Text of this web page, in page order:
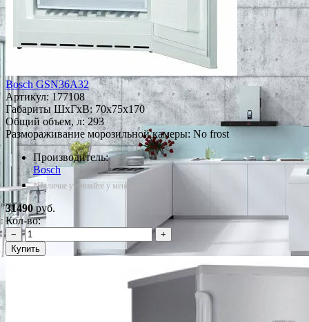
Bosch GSN36A32
Артикул:177108
Габариты ШxГxВ: 70x75x170
Общий объем, л: 293
Размораживание морозильной камеры: No frost
Производитель:
Bosch
*Наличие уточняйте у менеджера
31490руб.
Кол-во:
−
+
Купить